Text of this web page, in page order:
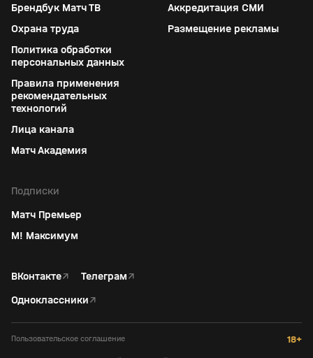
Брендбук Матч ТВ
Охрана труда
Политика обработки
персональных данных
Правила применения
рекомендательных
технологий
Лица канала
Матч Академия
Аккредитация СМИ
Размещение рекламы
Подписки
Матч Премьер
М! Максимум
ВКонтакте↗ Телеграм↗
Одноклассники↗
Пользовательское соглашение 18+